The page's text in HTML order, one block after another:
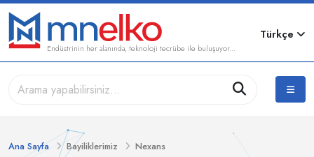
Endüstrinin her alanında, teknoloji tecrübe ile buluşuyor...
Türkçe
Ana Sayfa Bayiliklerimiz Nexans